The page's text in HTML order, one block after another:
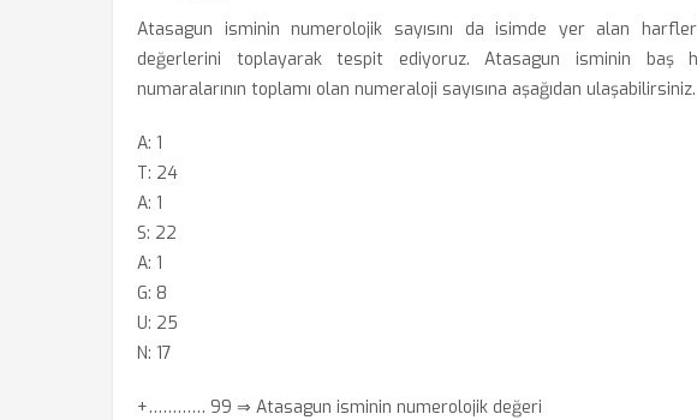
Atasagun isminin numerolojik sayısını da isimde yer alan
değerlerini toplayarak tespit ediyoruz. Atasagun isminin baş
numaralarının toplamı olan numeraloji sayısına aşağıdan ulaşabilirsiniz.
A: 1
T: 24
A: 1
S: 22
A: 1
G: 8
U: 25
N: 17
+………… 99 ⇒ Atasagun isminin numerolojik değeri